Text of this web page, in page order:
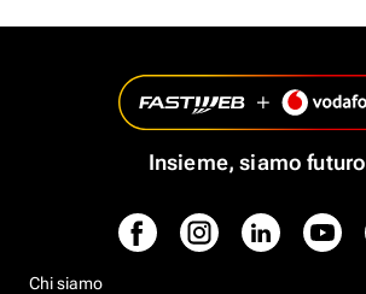
Insieme, siamo futuro
Chi siamo